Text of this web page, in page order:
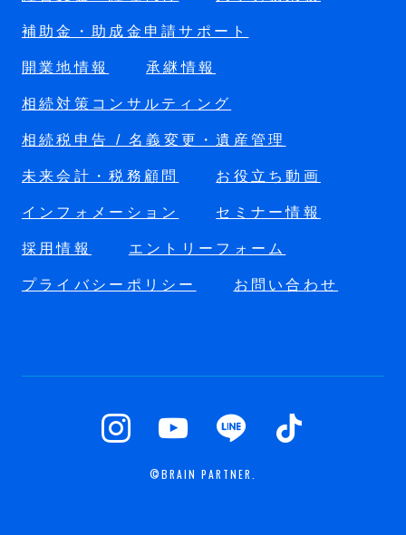
補助金・助成金申請サポート
開業地情報 承継情報
相続対策コンサルティング
相続税申告 / 名義変更・遺産管理
未来会計・税務顧問 お役立ち動画
インフォメーション セミナー情報
採用情報 エントリーフォーム
プライバシーポリシー お問い合わせ
©BRAIN PARTNER.